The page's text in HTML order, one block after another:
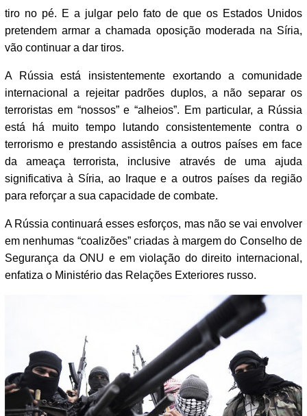
tiro no pé. E a julgar pelo fato de que os Estados Unidos
pretendem armar a chamada oposição moderada na Síria,
vão continuar a dar tiros.
A Rússia está insistentemente exortando a comunidade
internacional a rejeitar padrões duplos, a não separar os
terroristas em “nossos” e “alheios”. Em particular, a Rússia
está há muito tempo lutando consistentemente contra o
terrorismo e prestando assistência a outros países em face
da ameaça terrorista, inclusive através de uma ajuda
significativa à Síria, ao Iraque e a outros países da região
para reforçar a sua capacidade de combate.
A Rússia continuará esses esforços, mas não se vai envolver
em nenhumas “coalizões” criadas à margem do Conselho de
Segurança da ONU e em violação do direito internacional,
enfatiza o Ministério das Relações Exteriores russo.